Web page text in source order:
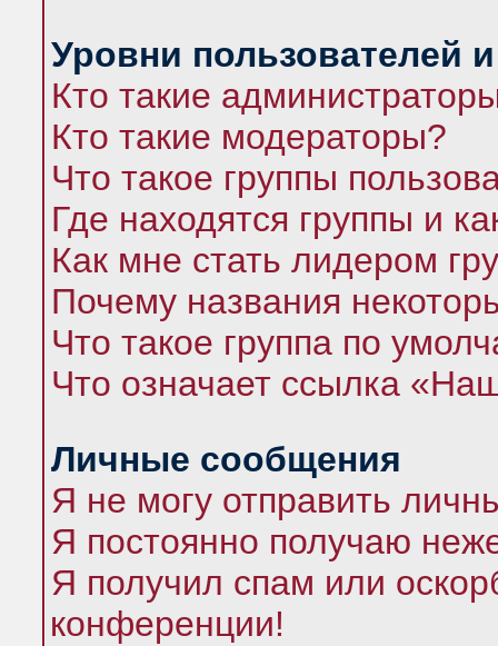
Уровни пользователей
Кто такие
Кто такие модераторы?
Что такое группы
Где находятся группы и
Как мне стать лидером
Почему названия
Что такое группа по
Что означает ссылка
Личные сообщения
Я не могу отправить
Я постоянно получаю
Я получил спам или
конференции!